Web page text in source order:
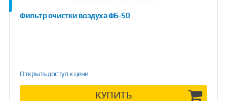
Фильтр очистки воздуха ФБ-50
Открыть доступ к цене
КУПИТЬ